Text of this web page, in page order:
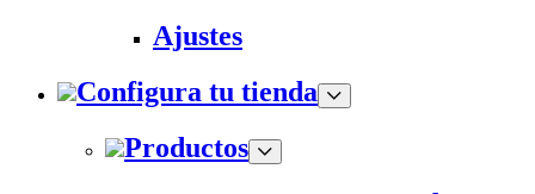
Ajustes
Configura tu tienda
Productos